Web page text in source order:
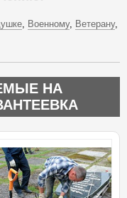
Военному Ветерану
НА